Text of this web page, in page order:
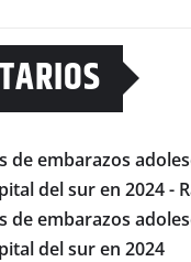
de embarazos
del sur en 2024 -
de embarazos
del sur en 2024